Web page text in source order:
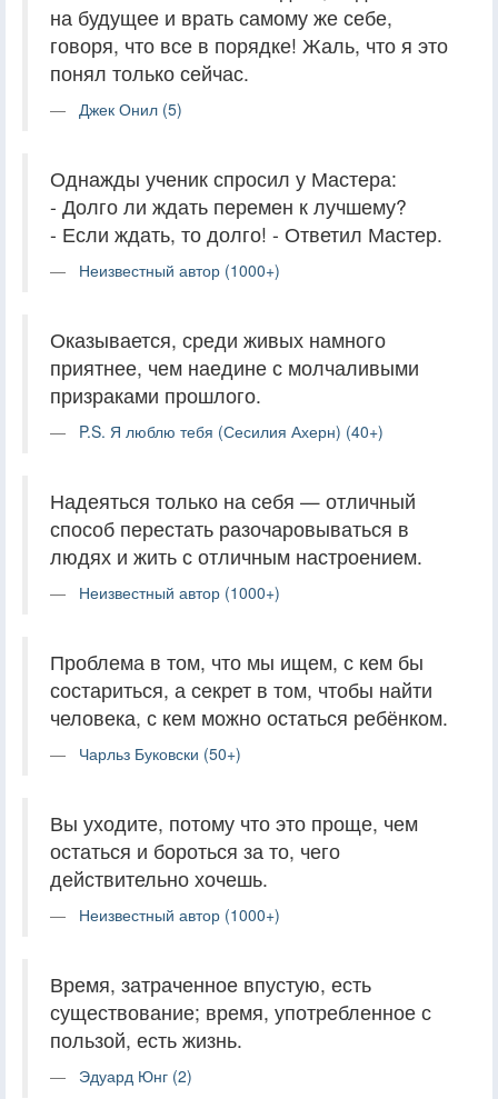
на будущее и врать самому же себе,
говоря, что все в порядке! Жаль, что я это
понял только сейчас.
Джек Онил (5)
Однажды ученик спросил у Мастера:
- Долго ли ждать перемен к лучшему?
- Если ждать, то долго! - Ответил Мастер.
Неизвестный автор (1000+)
Оказывается, среди живых намного
приятнее, чем наедине с молчаливыми
призраками прошлого.
P.S. Я люблю тебя (Сесилия Ахерн) (40+)
Надеяться только на себя — отличный
способ перестать разочаровываться в
людях и жить с отличным настроением.
Неизвестный автор (1000+)
Проблема в том, что мы ищем, с кем бы
состариться, а секрет в том, чтобы найти
человека, с кем можно остаться ребёнком.
Чарльз Буковски (50+)
Вы уходите, потому что это проще, чем
остаться и бороться за то, чего
действительно хочешь.
Неизвестный автор (1000+)
Время, затраченное впустую, есть
существование; время, употребленное с
пользой, есть жизнь.
Эдуард Юнг (2)